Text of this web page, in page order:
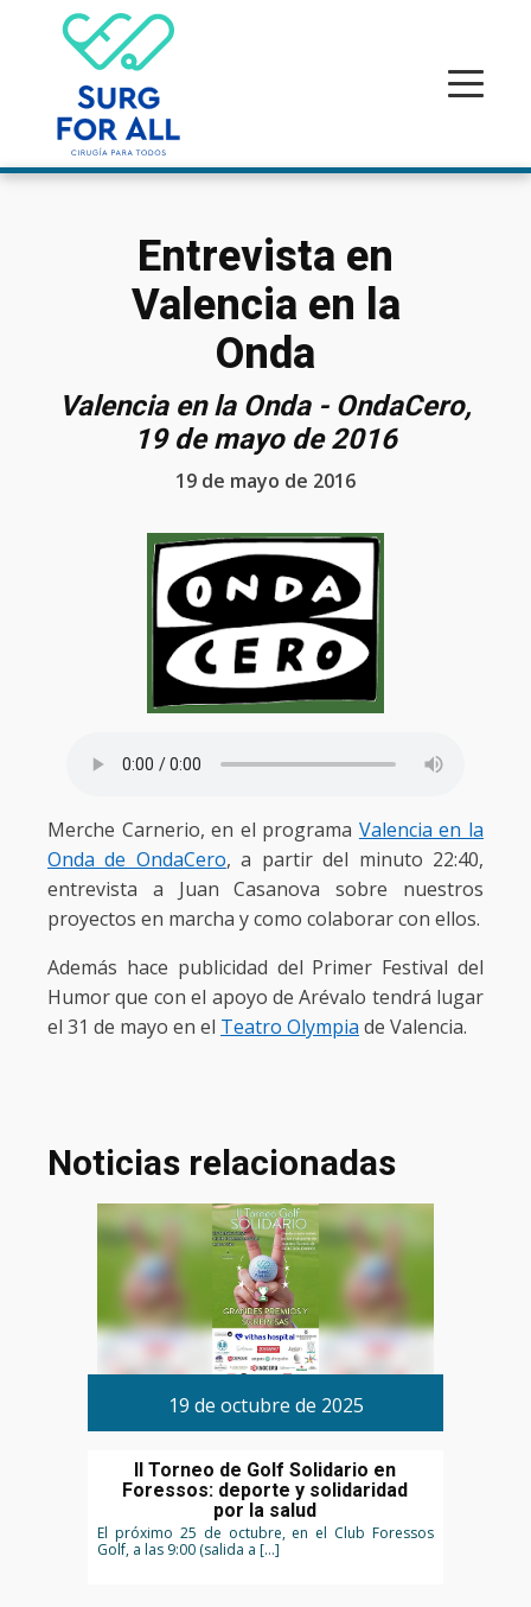
Entrevista en
Valencia en la
Onda
Valencia en la Onda - OndaCero,
19 de mayo de 2016
19 de mayo de 2016
Merche Carnerio, en el programa Valencia en la
Onda de OndaCero, a partir del minuto 22:40,
entrevista a Juan Casanova sobre nuestros
proyectos en marcha y como colaborar con ellos.
Además hace publicidad del Primer Festival del
Humor que con el apoyo de Arévalo tendrá lugar
el 31 de mayo en el Teatro Olympia de Valencia.
Noticias relacionadas
19 de octubre de 2025
II Torneo de Golf Solidario en
Foressos: deporte y solidaridad
por la salud
El próximo 25 de octubre, en el Club Foressos
Golf, a las 9:00 (salida a […]